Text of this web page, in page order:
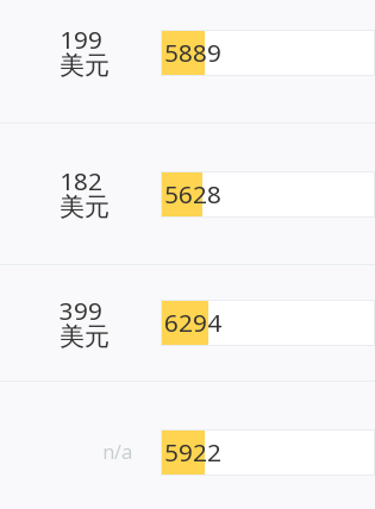
199
美元 5889
182
美元 5628
399
美元 6294
n/a 5922